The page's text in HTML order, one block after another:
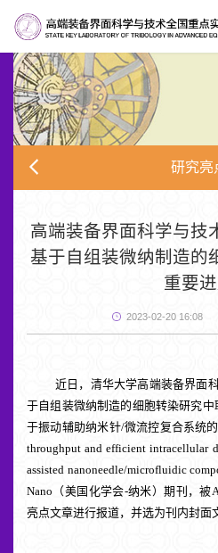
研究亮
高端装备界面科学与技
基于自组装微纳制造的
重要
2023-02-20 16:08
近日，清华大学高端装备界面
于自组装微纳制造的细胞转染研究中
于振动辅助纳米针/微流控复合系统的
throughput and efficient intracellular
assisted nanoneedle/microfluidic
Nano（美国化学会-纳米）期刊 ，被A
亮点文章进行报道，并选为刊内封面